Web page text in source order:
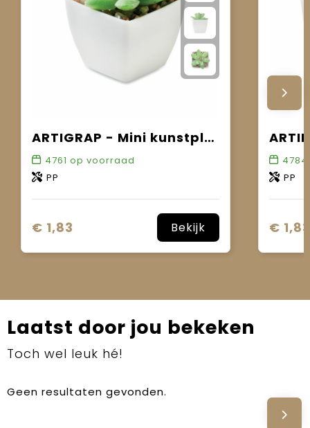
ARTIGRAP - Mini kunstplant
4761 op voorraad
PP
€ 1,83 Bekijk
4784
PP
€ 1,83
Laatst door jou bekeken
Toch wel leuk hé!
Geen resultaten gevonden.